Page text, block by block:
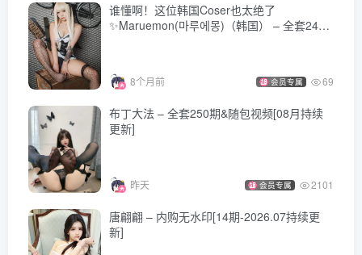
谁懂啊！这位韩国Coser也太绝了
✨Maruemon(마루에몽)（韩国） – 全套24套
8个月前 会员专属 69
布丁大法 – 全套250期&随包视频[08月持续
更新]
昨天 会员专属 2101
唐翩翩 – 内购无水印[14期-2026.07持续更
新]